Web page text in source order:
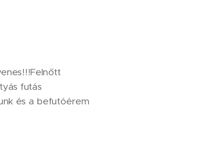
futás
és a befutóérem